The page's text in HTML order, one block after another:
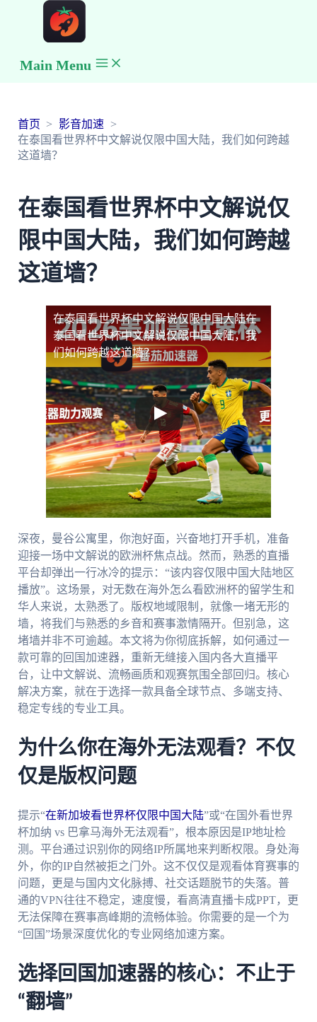
Main Menu
首页
影音加速
在泰国看世界杯中文解说仅限中国大陆，我们如何跨越
这道墙？
在泰国看世界杯中文解说仅
限中国大陆，我们如何跨越
这道墙？
在泰国看世界杯中文解说仅限中国大陆在
泰国看世界杯中文解说仅限中国大陆，我
们如何跨越这道墙？
深夜，曼谷公寓里，你泡好面，兴奋地打开手机，准备
迎接一场中文解说的欧洲杯焦点战。然而，熟悉的直播
平台却弹出一行冰冷的提示：“该内容仅限中国大陆地区
播放”。这场景，对无数在海外怎么看欧洲杯的留学生和
华人来说，太熟悉了。版权地域限制，就像一堵无形的
墙，将我们与熟悉的乡音和赛事激情隔开。但别急，这
堵墙并非不可逾越。本文将为你彻底拆解，如何通过一
款可靠的回国加速器，重新无缝接入国内各大直播平
台，让中文解说、流畅画质和观赛氛围全部回归。核心
解决方案，就在于选择一款具备全球节点、多端支持、
稳定专线的专业工具。
为什么你在海外无法观看？不仅
仅是版权问题
提示“在新加坡看世界杯仅限中国大陆”或“在国外看世界
杯加纳 vs 巴拿马海外无法观看”，根本原因是IP地址检
测。平台通过识别你的网络IP所属地来判断权限。身处海
外，你的IP自然被拒之门外。这不仅仅是观看体育赛事的
问题，更是与国内文化脉搏、社交话题脱节的失落。普
通的VPN往往不稳定，速度慢，看高清直播卡成PPT，更
无法保障在赛事高峰期的流畅体验。你需要的是一个为
“回国”场景深度优化的专业网络加速方案。
选择回国加速器的核心：不止于
“翻墙”